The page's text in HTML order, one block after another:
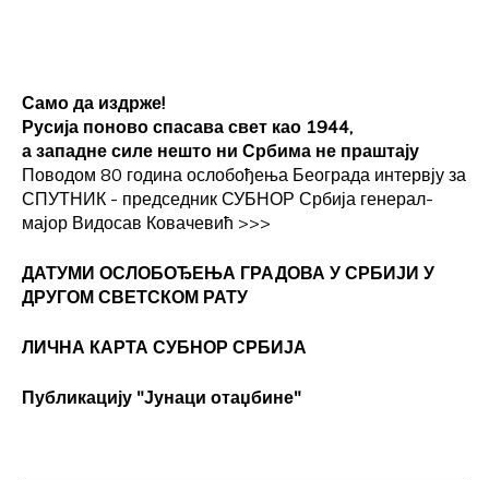
Само да издрже!
Русија поново спасава свет као 1944,
а западне силе нешто ни Србима не праштају
Поводом 80 година ослобођења Београда интервју за
СПУТНИК - председник СУБНОР Србија генерал-
мајор Видосав Ковачевић >>>
ДАТУМИ ОСЛОБОЂЕЊА ГРАДОВА У СРБИЈИ У
ДРУГОМ СВЕТСКОМ РАТУ
ЛИЧНА КАРТА СУБНОР СРБИЈА
Публикацију "Јунаци отаџбине"